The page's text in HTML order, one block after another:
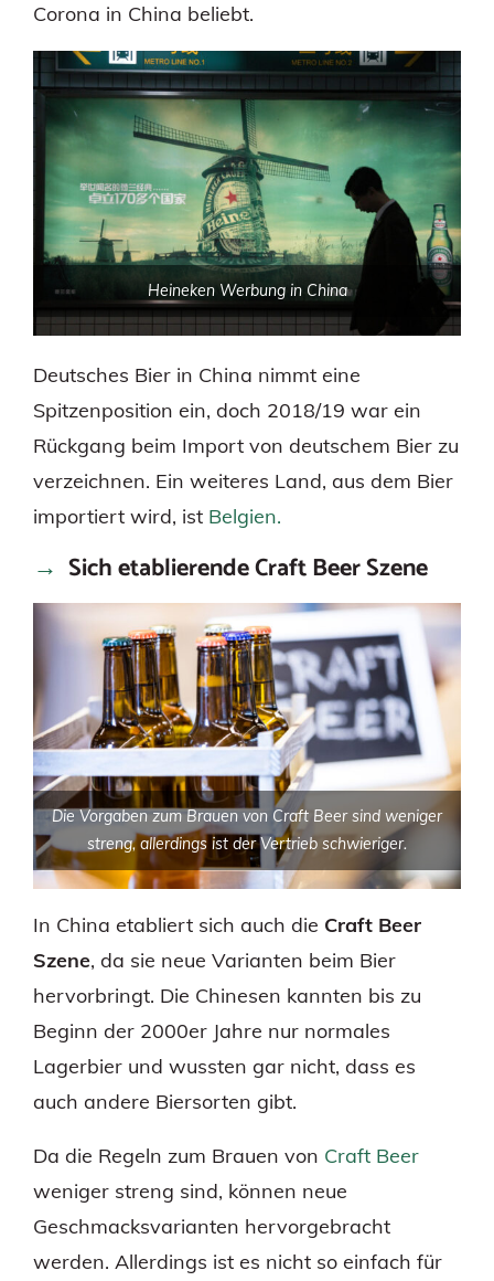
Corona in China beliebt.
Heineken Werbung in China
Deutsches Bier in China nimmt eine
Spitzenposition ein, doch 2018/19 war ein
Rückgang beim Import von deutschem Bier zu
verzeichnen. Ein weiteres Land, aus dem Bier
importiert wird, ist Belgien.
Sich etablierende Craft Beer Szene
Die Vorgaben zum Brauen von Craft Beer sind weniger
streng, allerdings ist der Vertrieb schwieriger.
In China etabliert sich auch die Craft Beer
Szene, da sie neue Varianten beim Bier
hervorbringt. Die Chinesen kannten bis zu
Beginn der 2000er Jahre nur normales
Lagerbier und wussten gar nicht, dass es
auch andere Biersorten gibt.
Da die Regeln zum Brauen von Craft Beer
weniger streng sind, können neue
Geschmacksvarianten hervorgebracht
werden. Allerdings ist es nicht so einfach für